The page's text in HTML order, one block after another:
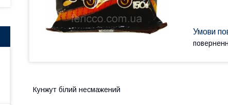
Кунжут білий несмажений